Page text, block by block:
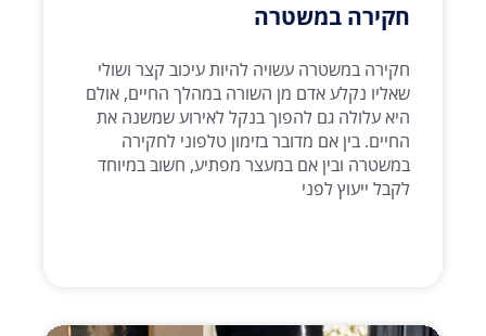
חקירה במשטרה
חקירה במשטרה עשויה להיות עיכוב קצר ושולי
שאליו נקלע אדם מן השורה במהלך החיים, אולם
היא עלולה גם להפוך בנקל לאירוע שמשנה את
החיים. בין אם מדובר בזימון טלפוני לחקירה
במשטרה ובין אם במעצר מפתיע, חשוב במיוחד
לקבל ייעוץ לפני